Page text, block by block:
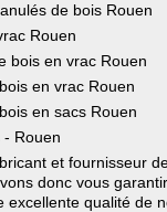
de bois Rouen
Rouen
bois en vrac Rouen
en vrac Rouen
en sacs Rouen
Rouen
et fournisseur
donc vous
qualité de